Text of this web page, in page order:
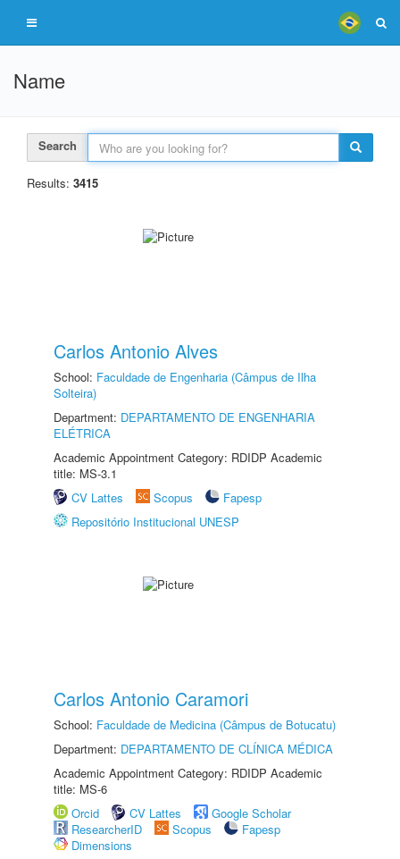
Name
Search
Results: 3415
Carlos Antonio Alves
School: Faculdade de Engenharia (Câmpus de Ilha
Solteira)
Department: DEPARTAMENTO DE ENGENHARIA
ELÉTRICA
Academic Appointment Category: RDIDP Academic
title: MS-3.1
CV Lattes
Scopus
Fapesp
Repositório Institucional UNESP
Carlos Antonio Caramori
School: Faculdade de Medicina (Câmpus de Botucatu)
Department: DEPARTAMENTO DE CLÍNICA MÉDICA
Academic Appointment Category: RDIDP Academic
title: MS-6
Orcid
CV Lattes
Google Scholar
ResearcherID
Scopus
Fapesp
Dimensions